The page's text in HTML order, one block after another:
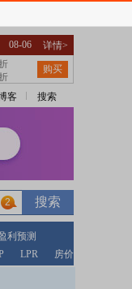
客 搜索
2
利预测
LPR 房价